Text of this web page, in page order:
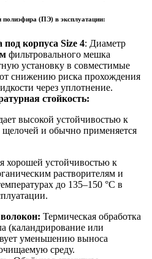
(ПЭ) в эксплуатации:
корпуса Size 4: Диаметр
фильтровального мешка
установку в совместимые
снижению риска прохождения
через уплотнение.
стойкость:
высокой устойчивостью к
и обычно применяется
хорошей устойчивостью к
растворителям и
до 135–150 °C в
Термическая обработка
(каландрирование или
уменьшению выноса
среду.